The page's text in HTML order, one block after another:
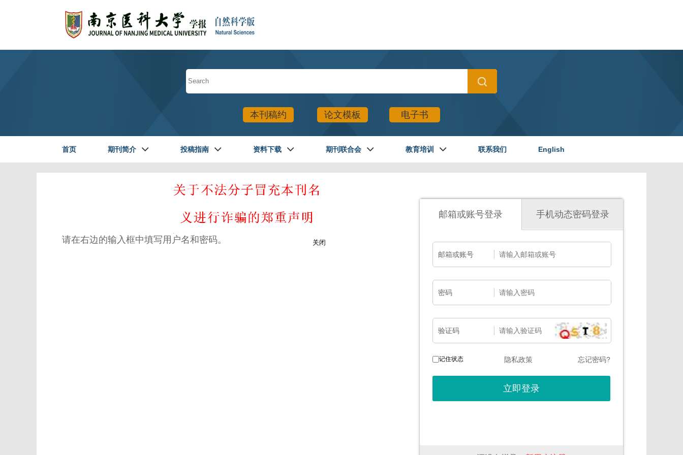
本刊稿约 论文模板 电子书
首页 期刊简介 投稿指南 资料下载 期刊联合会 教育培训 联系我们 English
请在右边的输入框中填写用户名和密码。
邮箱或账号登录 手机动态密码登录
邮箱或账号
密码
验证码
记住状态 隐私政策 忘记密码?